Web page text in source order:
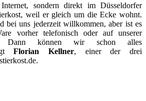
sondern direkt im Düsseldorfer
weil er gleich um die Ecke wohnt.
bei uns jederzeit willkommen, aber ist es
vorher telefonisch oder auf unserer
Dann können wir schon alles
Florian Kellner, einer der drei